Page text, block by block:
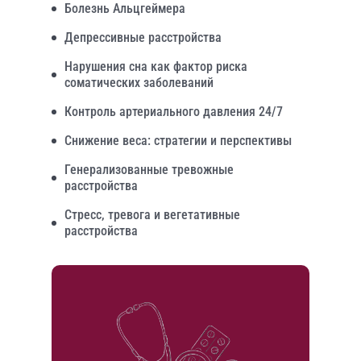
Болезнь Альцгеймера
Депрессивные расстройства
Нарушения сна как фактор риска
соматических заболеваний
Контроль артериального давления 24/7
Снижение веса: стратегии и перспективы
Генерализованные тревожные
расстройства
Стресс, тревога и вегетативные
расстройства